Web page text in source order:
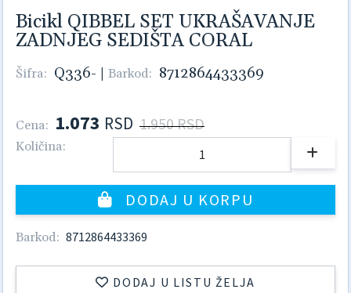
Bicikl QIBBEL SET UKRAŠAVANJE
ZADNJEG SEDIŠTA CORAL
Šifra: Q336- | Barkod: 8712864433369
Cena: 1.073 RSD 1.950 RSD
Količina:
DODAJ U KORPU
Barkod: 8712864433369
DODAJ U LISTU ŽELJA